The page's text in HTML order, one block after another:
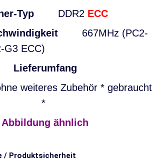
Typ
DDR2 ECC
667MHz (PC2-
G3 ECC)
Lieferumfang
weiteres Zubehör * gebraucht
*
Abbildung ähnlich
/ Produktsicherheit